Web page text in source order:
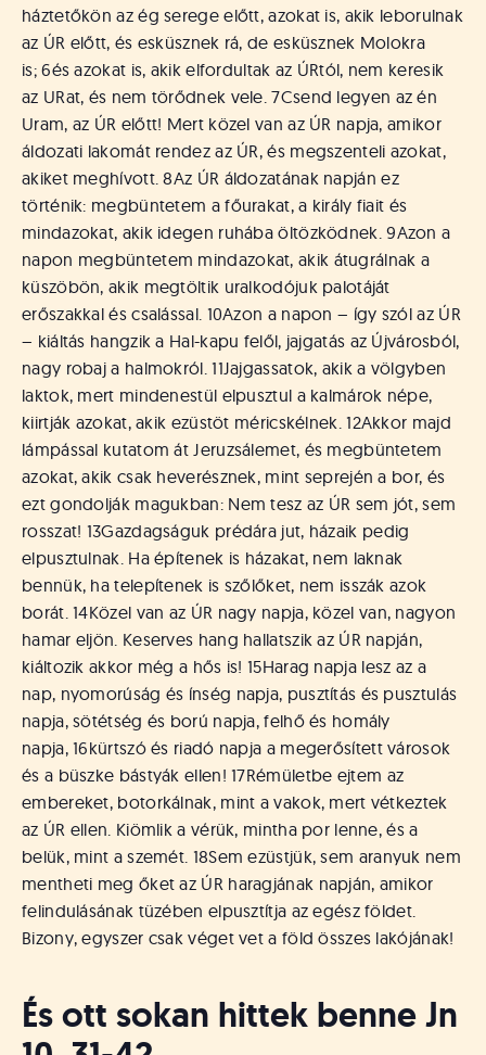
háztetőkön az ég serege előtt, azokat is, akik leborulnak
az ÚR előtt, és esküsznek rá, de esküsznek Molokra
is;6és azokat is, akik elfordultak az ÚRtól, nem keresik
az URat, és nem törődnek vele.7Csend legyen az én
Uram, az ÚR előtt! Mert közel van az ÚR napja, amikor
áldozati lakomát rendez az ÚR, és megszenteli azokat,
akiket meghívott.8Az ÚR áldozatának napján ez
történik: megbüntetem a főurakat, a király fiait és
mindazokat, akik idegen ruhába öltözködnek.9Azon a
napon megbüntetem mindazokat, akik átugrálnak a
küszöbön, akik megtöltik uralkodójuk palotáját
erőszakkal és csalással. 10Azon a napon – így szól az ÚR
– kiáltás hangzik a Hal-kapu felől, jajgatás az Újvárosból,
nagy robaj a halmokról. 11Jajgassatok, akik a völgyben
laktok, mert mindenestül elpusztul a kalmárok népe,
kiirtják azokat, akik ezüstöt méricskélnek. 12Akkor majd
lámpással kutatom át Jeruzsálemet, és megbüntetem
azokat, akik csak heverésznek, mint seprején a bor, és
ezt gondolják magukban: Nem tesz az ÚR sem jót, sem
rosszat! 13Gazdagságuk prédára jut, házaik pedig
elpusztulnak. Ha építenek is házakat, nem laknak
bennük, ha telepítenek is szőlőket, nem isszák azok
borát. 14Közel van az ÚR nagy napja, közel van, nagyon
hamar eljön. Keserves hang hallatszik az ÚR napján,
kiáltozik akkor még a hős is! 15Harag napja lesz az a
nap, nyomorúság és ínség napja, pusztítás és pusztulás
napja, sötétség és ború napja, felhő és homály
napja, 16kürtszó és riadó napja a megerősített városok
és a büszke bástyák ellen! 17Rémületbe ejtem az
embereket, botorkálnak, mint a vakok, mert vétkeztek
az ÚR ellen. Kiömlik a vérük, mintha por lenne, és a
belük, mint a szemét. 18Sem ezüstjük, sem aranyuk nem
mentheti meg őket az ÚR haragjának napján, amikor
felindulásának tüzében elpusztítja az egész földet.
Bizony, egyszer csak véget vet a föld összes lakójának!
És ott sokan hittek benneJn